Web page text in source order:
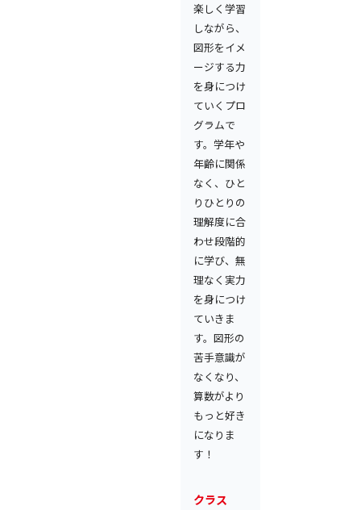
楽しく学習
しながら、
図形をイメ
ージする力
を身につけ
ていくプロ
グラムで
す。学年や
年齢に関係
なく、ひと
りひとりの
理解度に合
わせ段階的
に学び、無
理なく実力
を身につけ
ていきま
す。図形の
苦手意識が
なくなり、
算数がより
もっと好き
になりま
す！
クラス